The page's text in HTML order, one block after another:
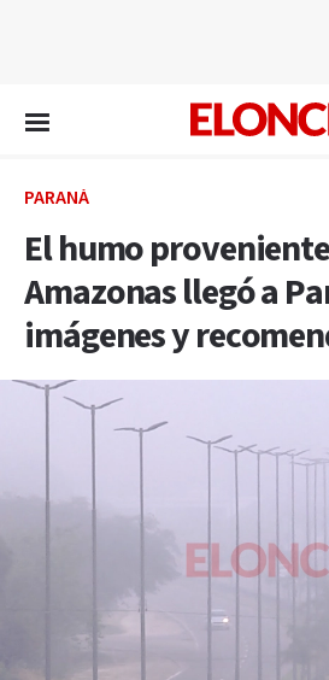
PARANÁ
El humo
Amazonas llegó a
imágenes y